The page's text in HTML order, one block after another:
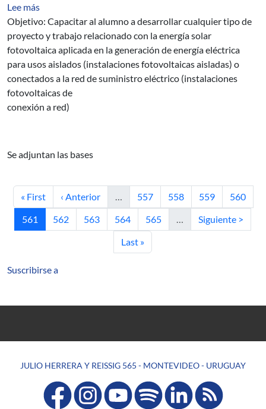
Lee más
Objetivo: Capacitar al alumno a desarrollar cualquier tipo de
proyecto y trabajo relacionado con la energía solar
fotovoltaica aplicada en la generación de energía eléctrica
para usos aislados (instalaciones fotovoltaicas aisladas) o
conectados a la red de suministro eléctrico (instalaciones
fotovoltaicas de
conexión a red)
Se adjuntan las bases
Primera página
« First Página anterior
‹ Anterior Página
557 Página
558 Página
559 Página
560
Página actual
561 Página
562 Página
563 Página
564 Página
565 Siguiente página
Siguiente >
Última página
Last »
Suscribirse a
JULIO HERRERA Y REISSIG 565 - MONTEVIDEO - URUGUAY